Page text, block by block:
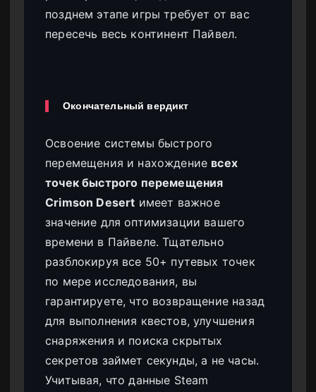
позднем этапе игры требует от вас
пересечь весь континент Пайвел.
Окончательный вердикт
Освоение системы быстрого
перемещения и нахождение всех
точек быстрого перемещения
Crimson Desert имеет важное
значение для оптимизации вашего
времени в Пайвеле. Тщательно
разблокируя все 50+ путевых точек
по мере исследования, вы
гарантируете, что возвращение назад
для выполнения квестов, улучшения
снаряжения и поиска скрытых
секретов займет секунды, а не часы.
Учитывая, что данные Steam